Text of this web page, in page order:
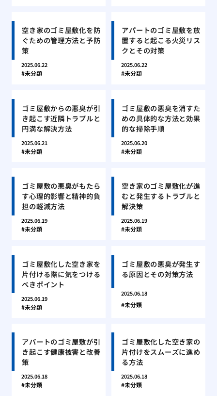
空き家のゴミ屋敷化を防
ぐための管理方法と予防
策
2025.06.22
未分類
アパートのゴミ屋敷を放
置すると起こる火災リス
クとその対策
2025.06.22
未分類
ゴミ屋敷からの悪臭が引
き起こす近隣トラブルと
円満な解決方法
2025.06.21
未分類
ゴミ屋敷の悪臭を消すた
めの具体的な方法と効果
的な掃除手順
2025.06.20
未分類
ゴミ屋敷の悪臭がもたら
す心理的影響と精神的負
担の軽減方法
2025.06.19
未分類
空き家のゴミ屋敷化が進
むと発生するトラブルと
解決策
2025.06.19
未分類
ゴミ屋敷化した空き家を
片付ける際に気をつける
べきポイント
2025.06.19
未分類
ゴミ屋敷の悪臭が発生す
る原因とその対策方法
2025.06.18
未分類
アパートのゴミ屋敷が引
き起こす健康被害と改善
策
2025.06.18
未分類
ゴミ屋敷化した空き家の
片付けをスムーズに進め
る方法
2025.06.18
未分類